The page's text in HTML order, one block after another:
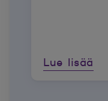
Lue lisää